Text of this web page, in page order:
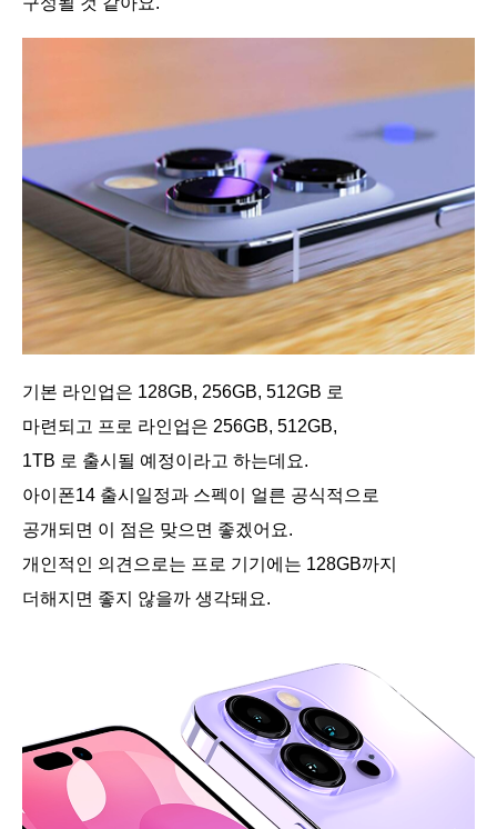
기본 라인업은 128GB, 256GB, 512GB 로
마련되고 프로 라인업은 256GB, 512GB,
1TB 로 출시될 예정이라고 하는데요.
아이폰14 출시일정과 스펙이 얼른 공식적으로
공개되면 이 점은 맞으면 좋겠어요.
개인적인 의견으로는 프로 기기에는 128GB까지
더해지면 좋지 않을까 생각돼요.